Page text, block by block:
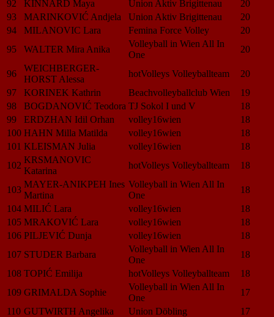
92
KINNARD Maya Union Aktiv Brigittenau
20
93
MARINKOVIĆ Andjela Union Aktiv Brigittenau
20
94
MILANOVIC Lara Femina Force Volley
20
95
WALTER Mira Anika
Volleyball in Wien All In
One
20
96
WEICHBERGER-
HORST Alessa
hotVolleys Volleyballteam
20
97
KORINEK Kathrin Beachvolleyballclub Wien
19
98
BOGDANOVIĆ Teodora TJ Sokol I und V
18
99
ERDZHAN Idil Orhan volley16wien
18
100 HAHN Milla Matilda volley16wien
18
101 KLEISMAN Julia volley16wien
18
102
KRSMANOVIC
Katarina
hotVolleys Volleyballteam 18
103
MAYER-ANIKPEH Ines
Martina
Volleyball in Wien All In
One
18
104 MILIĆ Lara volley16wien
18
105 MRAKOVIĆ Lara volley16wien
18
106 PILJEVIĆ Dunja volley16wien
18
107 STUDER Barbara
Volleyball in Wien All In
One
18
108 TOPIĆ Emilija hotVolleys Volleyballteam
18
109 GRIMALDA Sophie
Volleyball in Wien All In
One
17
110 GUTWIRTH Angelika Union Döbling
17